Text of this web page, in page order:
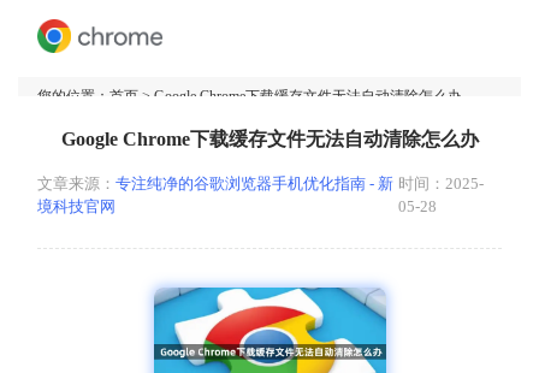
您的位置： 首页 > Google Chrome下载缓存文件无法自动清除怎么办
Google Chrome下载缓存文件无法自动清除怎么办
文章来源： 专注纯净的谷歌浏览器手机优化指南 - 新
境科技官网
时间：2025-
05-28